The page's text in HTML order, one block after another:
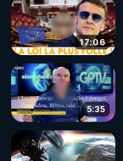
17:06
5:35